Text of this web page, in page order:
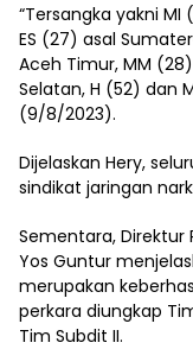
“Tersangka yakni
ES (27) asal
Aceh Timur, MM
Selatan, H (52) dan
(9/8/2023).
Dijelaskan Hery,
sindikat jaringan
Sementara, Direktur
Yos Guntur
merupakan
perkara diungkap
Tim Subdit II.